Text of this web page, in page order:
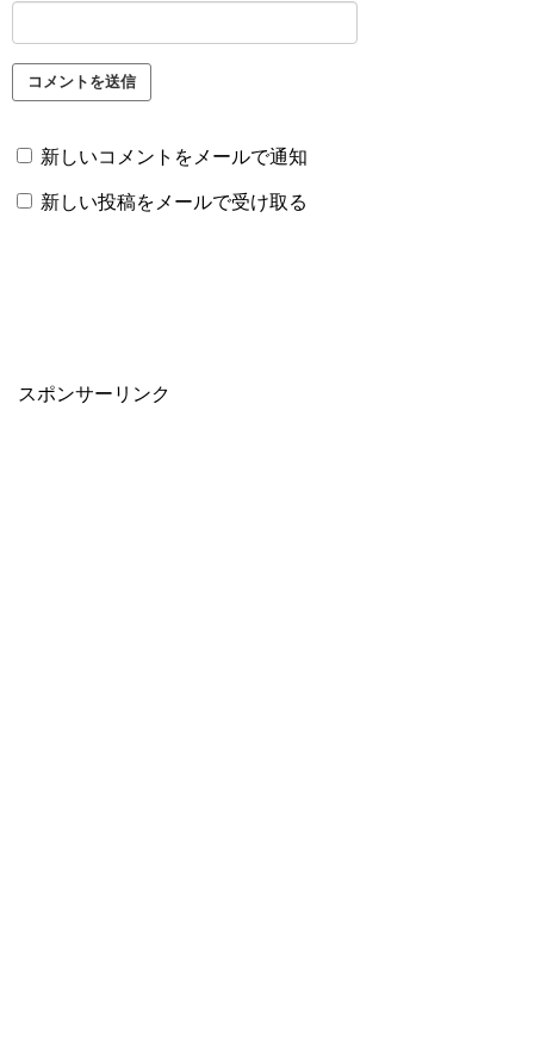
新しいコメントをメールで通知
新しい投稿をメールで受け取る
スポンサーリンク